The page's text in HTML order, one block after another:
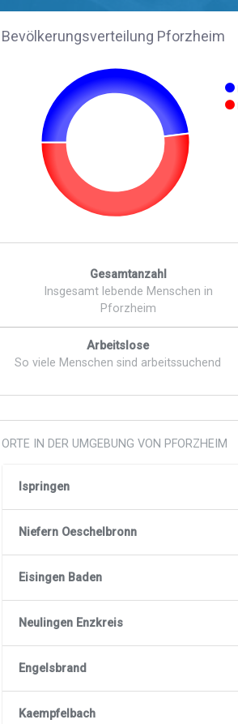
Bevölkerungsverteilung Pforzheim
Gesamtanzahl
Insgesamt lebende Menschen in
Pforzheim
Arbeitslose
So viele Menschen sind arbeitssuchend
ORTE IN DER UMGEBUNG VON PFORZHEIM
Ispringen
Niefern Oeschelbronn
Eisingen Baden
Neulingen Enzkreis
Engelsbrand
Kaempfelbach